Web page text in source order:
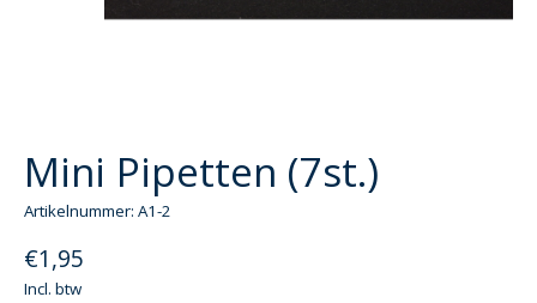
Mini Pipetten (7st.)
Artikelnummer: A1-2
€1,95
Incl. btw